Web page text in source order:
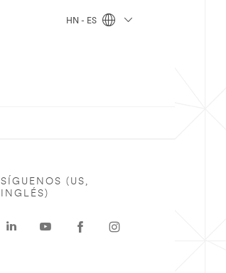
HN - ES
SÍGUENOS (US,
INGLÉS)